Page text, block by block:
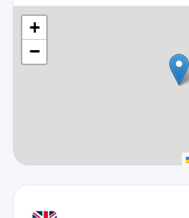
+
−